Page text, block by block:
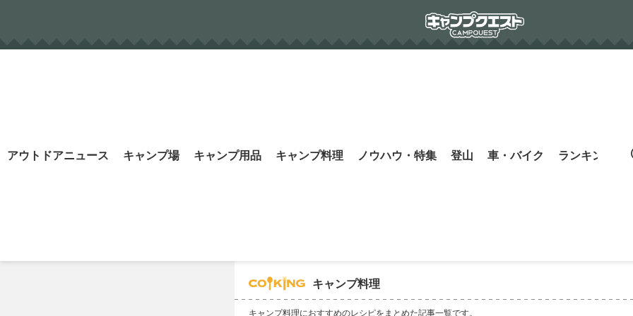
アウトドアニュース キャンプ場 キャンプ用品 キャンプ料理 ノウハウ・特集 登山 車・バイク ランキング
Search
キャンプ料理
キャンプ料理におすすめのレシピをまとめた記事一覧です。